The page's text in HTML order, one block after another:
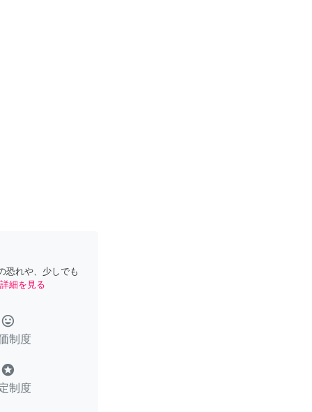
恐れや、少しでも
詳細を見る
tag_faces
制度
stars
制度